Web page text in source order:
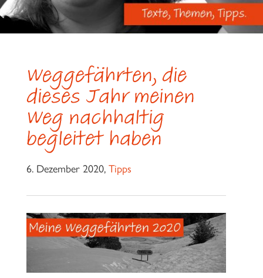
Weggefährten, die
dieses Jahr meinen
Weg nachhaltig
begleitet haben
6. Dezember 2020, Tipps